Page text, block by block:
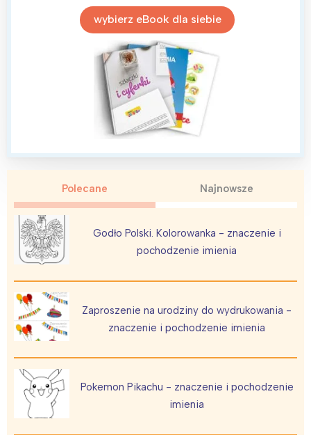
wybierz eBook dla siebie
Polecane Najnowsze
Godło Polski. Kolorowanka - znaczenie i
pochodzenie imienia
Zaproszenie na urodziny do wydrukowania -
znaczenie i pochodzenie imienia
Pokemon Pikachu - znaczenie i pochodzenie
imienia
Łódź
Trójmiasto
Kraków
Południe
Północ
Wszystkie
Wybieram